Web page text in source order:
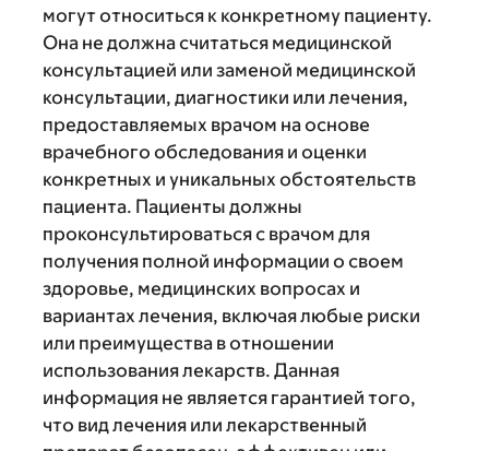
могут относиться к конкретному пациенту.
Она не должна считаться медицинской
консультацией или заменой медицинской
консультации, диагностики или лечения,
предоставляемых врачом на основе
врачебного обследования и оценки
конкретных и уникальных обстоятельств
пациента. Пациенты должны
проконсультироваться с врачом для
получения полной информации о своем
здоровье, медицинских вопросах и
вариантах лечения, включая любые риски
или преимущества в отношении
использования лекарств. Данная
информация не является гарантией того,
что вид лечения или лекарственный